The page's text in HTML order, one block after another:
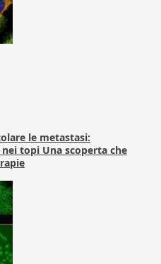
le metastasi:
topi Una scoperta che